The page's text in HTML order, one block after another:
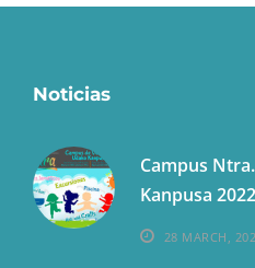
Noticias
Campus
Kanpusa 2022
28 MARCH,